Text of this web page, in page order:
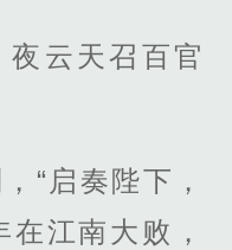
云天召百官
“启奏陛下，
江南大败，